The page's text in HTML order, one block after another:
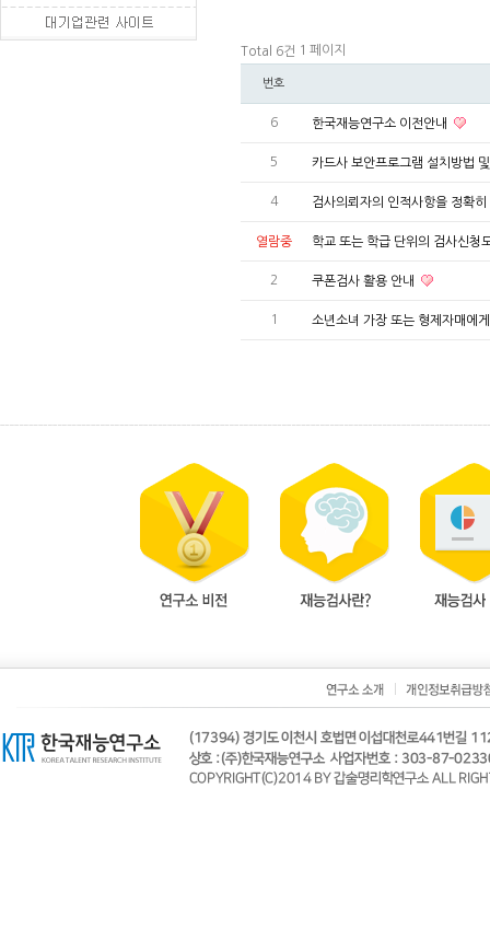
Total 6건 1 페이지
번호
6 한국재능연구소 이전안내
5 카드사 보안프로그램 설치방법
4 검사의뢰자의 인적사항을 정확
열람중 학교 또는 학급 단위의 검사신청
2 쿠폰검사 활용 안내
1 소년소녀 가장 또는 형제자매에